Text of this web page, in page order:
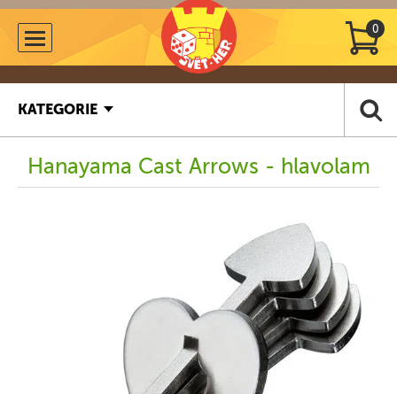
0
KATEGORIE
Hanayama Cast Arrows - hlavolam